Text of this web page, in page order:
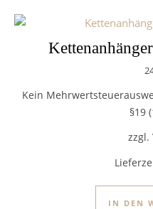
Kein
§19
zzgl.
IN DEN